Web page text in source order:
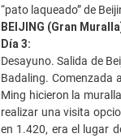
“pato laqueado” de
BEIJING (Gran
Día 3:
Desayuno. Salida de
Badaling. Comenzada
Ming hicieron la
realizar una visita
en 1.420, era el lugar